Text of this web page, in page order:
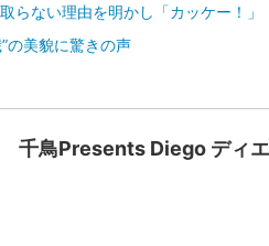
らない理由を明かし「カッケー！」
の美貌に驚きの声
千鳥Presents Diego ディ